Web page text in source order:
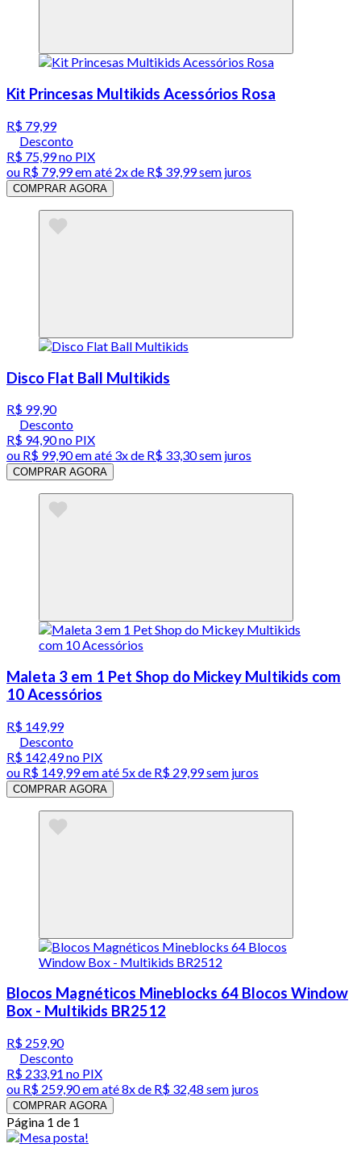
Kit Princesas Multikids Acessórios Rosa
R$ 79,99
Desconto
R$ 75,99no PIX
ou R$ 79,99em até 2x de R$ 39,99 sem juros
COMPRAR AGORA
Disco Flat Ball Multikids
R$ 99,90
Desconto
R$ 94,90no PIX
ou R$ 99,90em até 3x de R$ 33,30 sem juros
COMPRAR AGORA
Maleta 3 em 1 Pet Shop do Mickey Multikids com
10 Acessórios
R$ 149,99
Desconto
R$ 142,49no PIX
ou R$ 149,99em até 5x de R$ 29,99 sem juros
COMPRAR AGORA
Blocos Magnéticos Mineblocks 64 Blocos Window
Box - Multikids BR2512
R$ 259,90
Desconto
R$ 233,91 no PIX
ou R$ 259,90em até8x de R$ 32,48 sem juros
COMPRAR AGORA
Página 1 de 1